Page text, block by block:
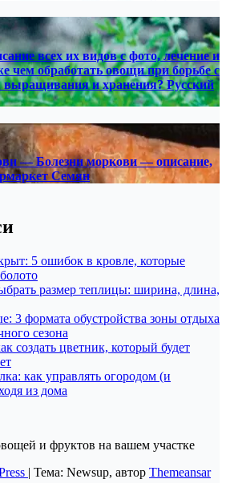
всех их видов с фото, лечение и
чем обработать овощи при борьбе с
и хранения? Русский
— Болезни моркови — описание,
Семян
5 ошибок в кровле, которые
размер теплицы: ширина, длина,
3 формата обустройства зоны отдыха
сезона
создать цветник, который будет
как управлять огородом (и
из дома
и фруктов на вашем участке
| Тема: Newsup, автор Themeansar